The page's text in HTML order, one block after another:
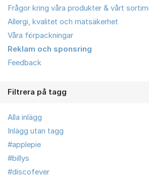
Frågor kring våra produkter & vårt
Allergi, kvalitet och matsäkerhet
Våra förpackningar
Reklam och sponsring
Feedback
Filtrera på tagg
Alla inlägg
Inlägg utan tagg
#applepie
#billys
#discofever